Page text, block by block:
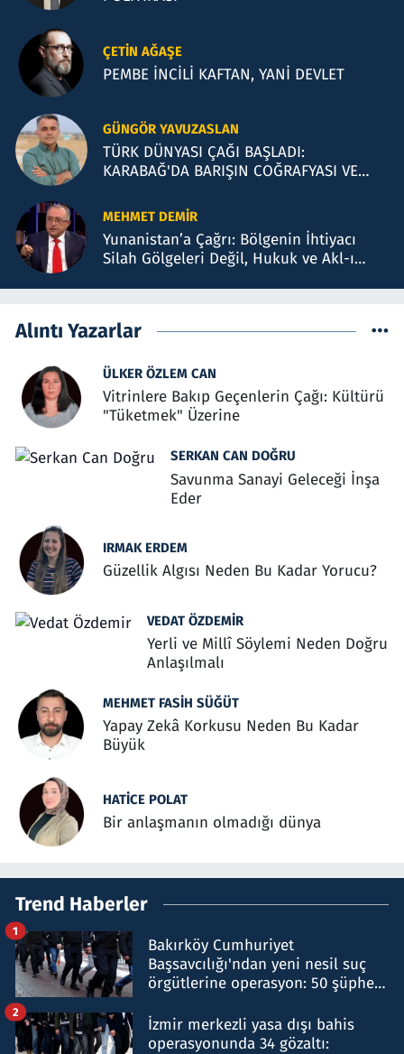
ÇETIN AĞAŞE
PEMBE İNCİLİ KAFTAN, YANİ DEVLET
GÜNGÖR YAVUZASLAN
TÜRK DÜNYASI ÇAĞI BAŞLADI:
KARABAĞ'DA BARIŞIN COĞRAFYASI VE
MEHMET DEMIR
Yunanistan’a Çağrı: Bölgenin İhtiyacı
Silah Gölgeleri Değil, Hukuk ve Akl-ı
Alıntı Yazarlar
ÜLKER ÖZLEM CAN
Vitrinlere Bakıp Geçenlerin Çağı: Kültürü
"Tüketmek" Üzerine
SERKAN CAN DOĞRU
Savunma Sanayi Geleceği İnşa
Eder
IRMAK ERDEM
Güzellik Algısı Neden Bu Kadar Yorucu?
VEDAT ÖZDEMIR
Yerli ve Millî Söylemi Neden Doğru
Anlaşılmalı
MEHMET FASIH SÜĞÜT
Yapay Zekâ Korkusu Neden Bu Kadar
Büyük
HATICE POLAT
Bir anlaşmanın olmadığı dünya
Trend Haberler
Bakırköy Cumhuriyet
Başsavcılığı'ndan yeni nesil suç
örgütlerine operasyon: 50 şüpheli
1
İzmir merkezli yasa dışı bahis
operasyonunda 34 gözaltı:
2